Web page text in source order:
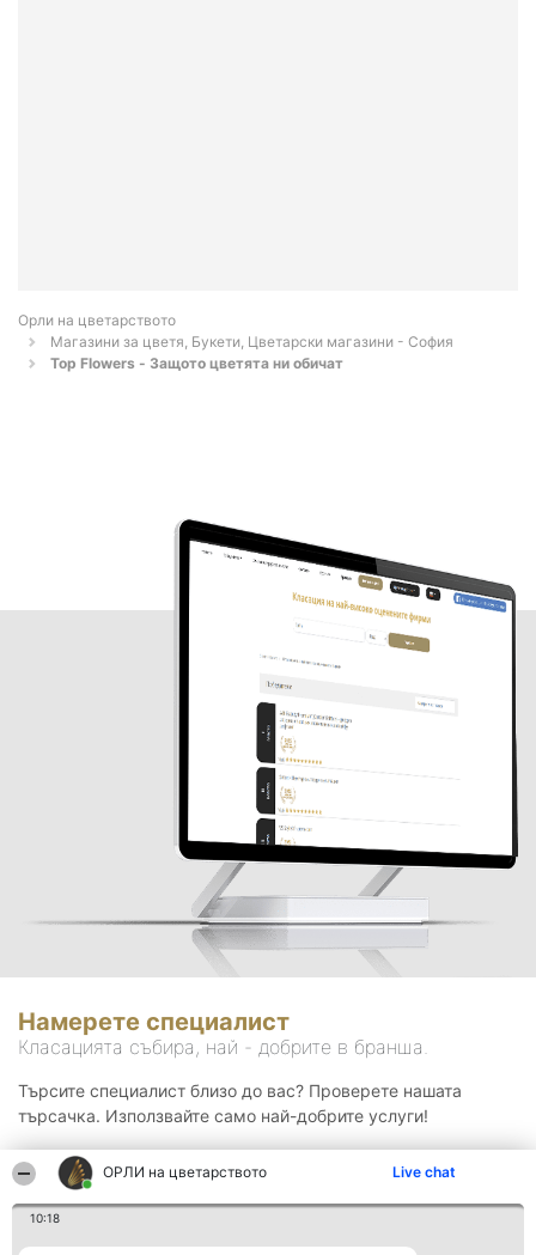
ОРЛИ на цветарството Live chat
10:18
Орли на цветарството
Магазини за цветя, Букети, Цветарски магазини - София
Top Flowers - Защото цветята ни обичат
Намерете специалист
Класацията събира, най - добрите в бранша.
Търсите специалист близо до вас? Проверете нашата
търсачка. Използвайте само най-добрите услуги!